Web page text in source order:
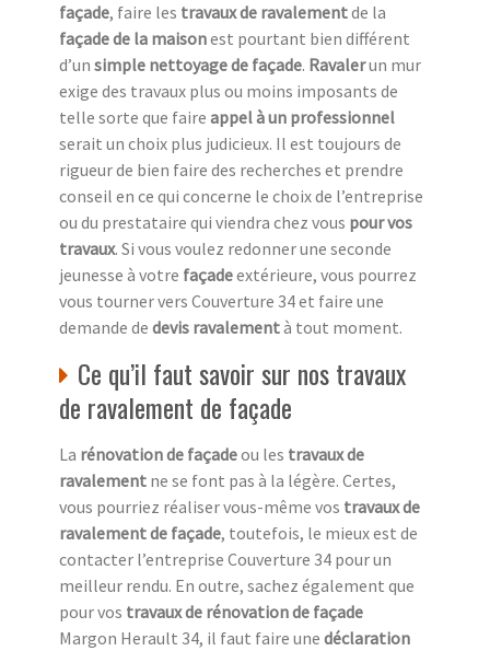
façade, faire les travaux de ravalementde la
façade de la maisonest pourtant bien différent
d’un simple nettoyage de façade. Ravalerun mur
exige des travaux plus ou moins imposants de
telle sorte que faire appel à un professionnel
serait un choix plus judicieux. Il est toujours de
rigueur de bien faire des recherches et prendre
conseil en ce qui concerne le choix de l’entreprise
ou du prestataire qui viendra chez vous pour vos
travaux. Si vous voulez redonner une seconde
jeunesse à votre façadeextérieure, vous pourrez
vous tourner vers Couverture 34 et faire une
demande de devis ravalementà tout moment.
Ce qu’il faut savoir sur nos travaux
de ravalement de façade
La rénovation de façadeou les travaux de
ravalement ne se font pas à la légère. Certes,
vous pourriez réaliser vous-même vos travaux de
ravalement de façade, toutefois, le mieux est de
contacter l’entreprise Couverture 34 pour un
meilleur rendu. En outre, sachez également que
pour vos travaux de rénovation de façade
Margon Herault 34, il faut faire une déclaration